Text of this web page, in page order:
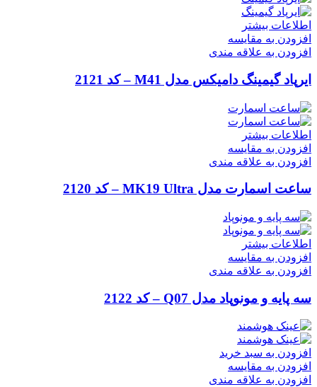
اطلاعات بیشتر
افزودن به مقایسه
افزودن به علاقه مندی
ایرپاد گیمینگ دامیکس مدل M41 – کد 2121
اطلاعات بیشتر
افزودن به مقایسه
افزودن به علاقه مندی
ساعت اسمارت مدل MK19 Ultra – کد 2120
اطلاعات بیشتر
افزودن به مقایسه
افزودن به علاقه مندی
سه پایه و مونوپاد مدل Q07 – کد 2122
افزودن به سبد خرید
افزودن به مقایسه
افزودن به علاقه مندی